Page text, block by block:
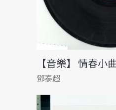
【音樂】 情春小
鄧泰超